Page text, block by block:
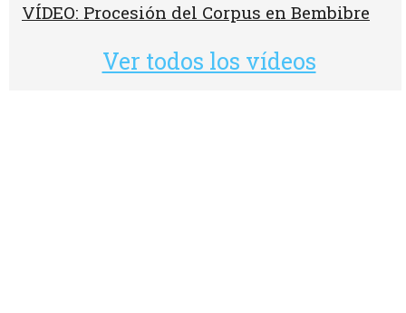
VÍDEO: Procesión del Corpus en Bembibre
Ver todos los vídeos